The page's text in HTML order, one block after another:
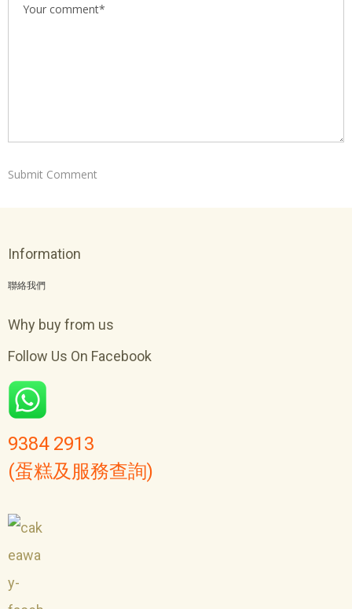
Information
聯絡我們
Why buy from us
Follow Us On Facebook
9384 2913
(蛋糕及服務查詢)